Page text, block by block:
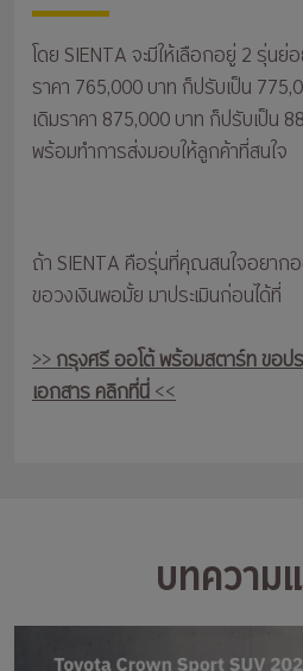
โดย SIENTA จะมีให้เลือกอยู่ 2 รุ่นย่
ราคา 765,000 บาท ก็ปรับเป็น
เดิมราคา 875,000 บาท ก็ปรับเป็น
พร้อมทำการส่งมอบให้ลูกค้าที่สนใจ
ถ้า SIENTA คือรุ่นที่คุณสนใจอยาก
ขอวงเงินพอมั้ย มาประเมินก่อนได้ที่
>>กรุงศรี ออโต้ พร้อมสตาร์ท ขอปร
เอกสาร คลิกที่นี่<<
บทความ